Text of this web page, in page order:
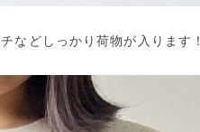
などしっかり荷物が入ります！